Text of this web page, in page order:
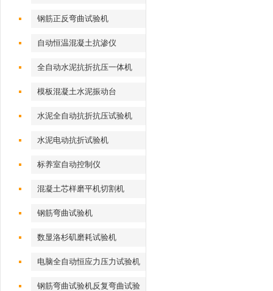
钢筋正反弯曲试验机
自动恒温混凝土抗渗仪
全自动水泥抗折抗压一体机
模板混凝土水泥振动台
水泥全自动抗折抗压试验机
水泥电动抗折试验机
标养室自动控制仪
混凝土芯样磨平机切割机
钢筋弯曲试验机
数显洛杉矶磨耗试验机
电脑全自动恒应力压力试验机
钢筋弯曲试验机反复弯曲试验